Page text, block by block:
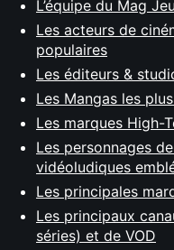
L’équipe du Mag
Les acteurs de
populaires
Les éditeurs &
Les Mangas les
Les marques High-
Les personnages
vidéoludiques
Les principales
Les principaux
séries) et de VOD